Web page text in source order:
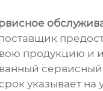
продукцию и
сервисный
указывает на